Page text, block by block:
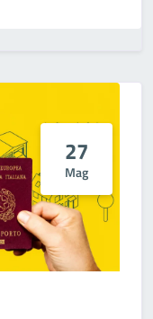
27
Mag